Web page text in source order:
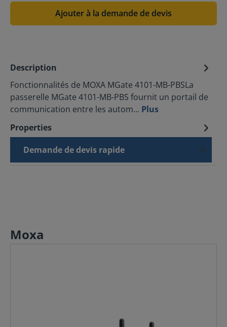
Ajouter à la demande de devis
Description
Fonctionnalités de MOXA MGate 4101-MB-PBSLa
passerelle MGate 4101-MB-PBS fournit un portail de
communication entre les autom… Plus
Properties
Demande de devis rapide
Moxa